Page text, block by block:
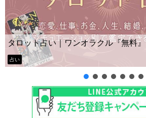
Yes No占い｜無料タロ
ー？